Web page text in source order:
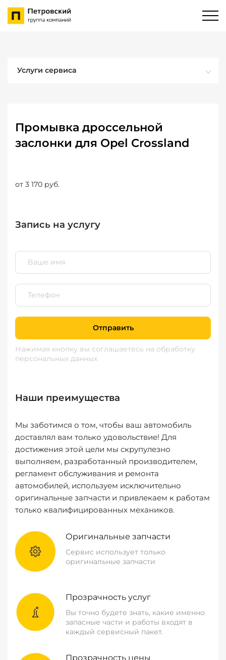
Услуги сервиса
Промывка дроссельной
заслонки для Opel Crossland
от 3 170 руб.
Запись на услугу
Отправить
Нажимая кнопку вы соглашаетесь на обработку
персональных данных
Наши преимущества
Мы заботимся о том, чтобы ваш автомобиль
доставлял вам только удовольствие! Для
достижения этой цели мы скрупулезно
выполняем, разработанный производителем,
регламент обслуживания и ремонта
автомобилей, используем исключительно
оригинальные запчасти и привлекаем к работам
только квалифицированных механиков.
Оригинальные запчасти
Сервис использует только
оригинальные запчасти
Прозрачность услуг
Вы точно будете знать, какие именно
запасные части и работы входят в
каждый сервисный пакет.
Прозрачность цены